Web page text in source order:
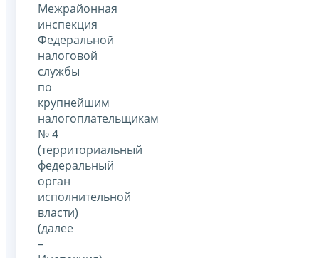
Межрайонная
инспекция
Федеральной
налоговой
службы
по
крупнейшим
налогоплательщикам
№ 4
(территориальный
федеральный
орган
исполнительной
власти)
(далее
–